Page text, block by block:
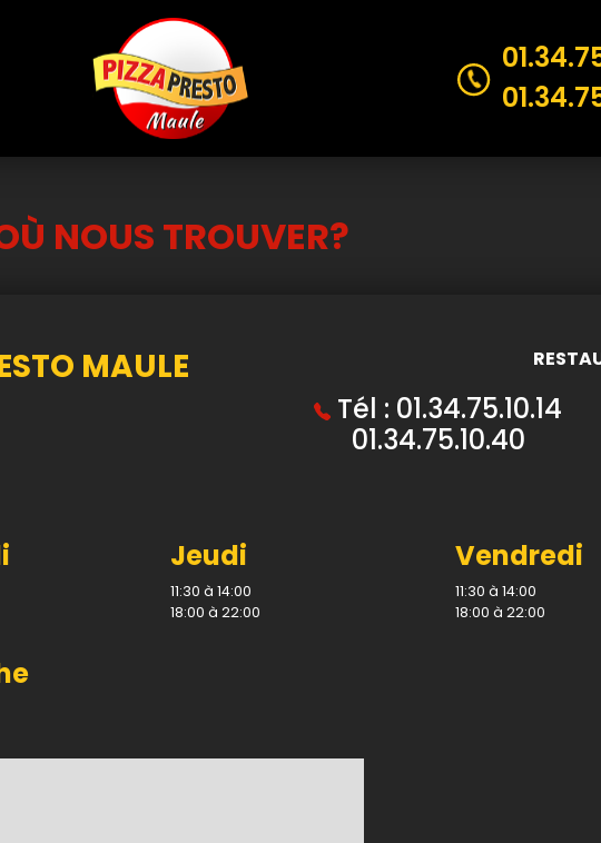
NOUS TROUVER?
MAULE
Tél : 01.34.75.10.14
01.34.75.10.40
Jeudi
11:30 à 14:00
18:00 à 22:00
Vendredi
11:30 à 14:00
18:00 à 22:00